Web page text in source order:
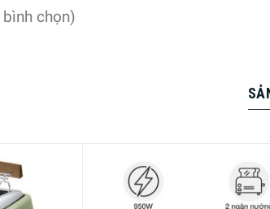
Cromargan với một thiết kế nhỏ gọn,
chọn)